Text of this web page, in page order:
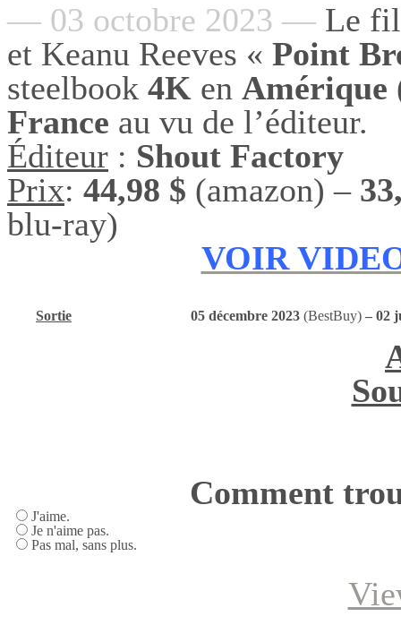
— 03 octobre 2023 — Le
et Keanu Reeves « Point
steelbook 4K en Amérique
France au vu de l’éditeur.
Éditeur : Shout Factory
Prix: 44,98 $ (amazon) –
blu-ray)
VOIR
Sortie 05 décembre 2023 (BestBuy) – 02
Comment
J'aime.
Je n'aime pas.
Pas mal, sans plus.